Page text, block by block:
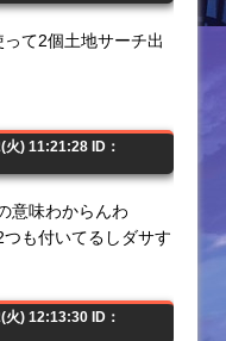
て2個土地サーチ出
) 11:21:28 ID：
意味わからんわ
も付いてるしダサす
) 12:13:30 ID：